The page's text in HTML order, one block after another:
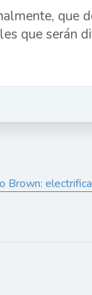
que
que serán
Brown: